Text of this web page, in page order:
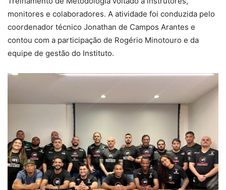
monitores e colaboradores. A atividade foi conduzida pelo
coordenador técnico Jonathan de Campos Arantes e
contou com a participação de Rogério Minotouro e da
equipe de gestão do Instituto.